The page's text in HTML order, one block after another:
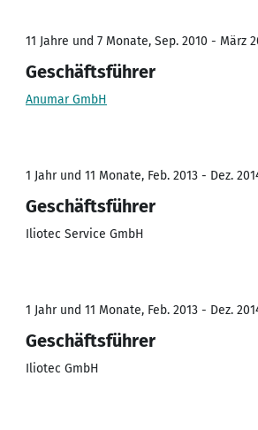
11 Jahre und 7 Monate, Sep. 2010 - März
Geschäftsführer
Anumar GmbH
1 Jahr und 11 Monate, Feb. 2013 - Dez.
Geschäftsführer
Iliotec Service GmbH
1 Jahr und 11 Monate, Feb. 2013 - Dez.
Geschäftsführer
Iliotec GmbH